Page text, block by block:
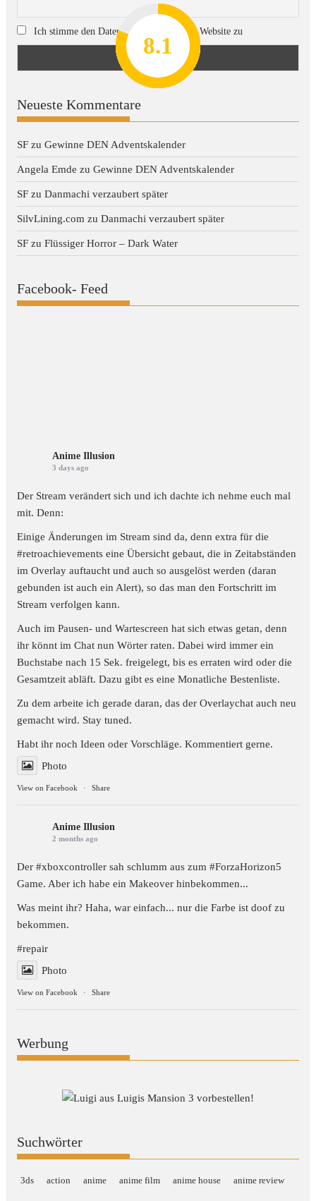
8.2
7.8
7.1
7
8.1
Ich stimme den Datenschutzregeln dieser Website zu
Neueste Kommentare
SF zuGewinne DEN Adventskalender
Angela Emde zuGewinne DEN Adventskalender
SF zuDanmachi verzaubert später
SilvLining.com zuDanmachi verzaubert später
SF zuFlüssiger Horror – Dark Water
Facebook- Feed
Anime Illusion
3 days ago
Der Stream verändert sich und ich dachte ich nehme euch mal
mit. Denn:
Einige Änderungen im Stream sind da, denn extra für die
#retroachievements eine Übersicht gebaut, die in Zeitabständen
im Overlay auftaucht und auch so ausgelöst werden (daran
gebunden ist auch ein Alert), so das man den Fortschritt im
Stream verfolgen kann.
Auch im Pausen- und Wartescreen hat sich etwas getan, denn
ihr könnt im Chat nun Wörter raten. Dabei wird immer ein
Buchstabe nach 15 Sek. freigelegt, bis es erraten wird oder die
Gesamtzeit abläft. Dazu gibt es eine Monatliche Bestenliste.
Zu dem arbeite ich gerade daran, das der Overlaychat auch neu
gemacht wird. Stay tuned.
Habt ihr noch Ideen oder Vorschläge. Kommentiert gerne.
Photo
View on Facebook · Share
Anime Illusion
2 months ago
Der #xboxcontroller sah schlumm aus zum#ForzaHorizon5
Game. Aber ich habe ein Makeover hinbekommen...
Was meint ihr? Haha, war einfach... nur die Farbe ist doof zu
bekommen.
#repair
Photo
View on Facebook · Share
Werbung
Suchwörter
3ds action anime anime film anime house anime review